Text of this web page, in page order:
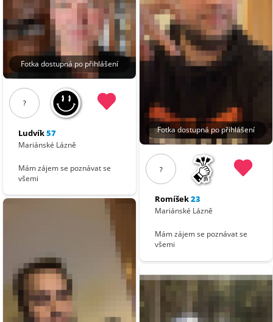
Fotka dostupná po přihlášení
?
Ludvík57
Mariánské Lázně
Mám zájem se poznávat se
všemi
Fotka dostupná po přihlášení
?
Romíšek23
Mariánské Lázně
Mám zájem se poznávat se
všemi